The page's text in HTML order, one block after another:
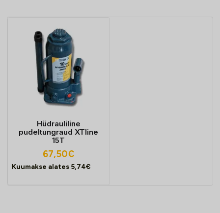
Hüdrauliline
pudeltungraud XTline
15T
67,50€
Kuumakse alates 5,74€